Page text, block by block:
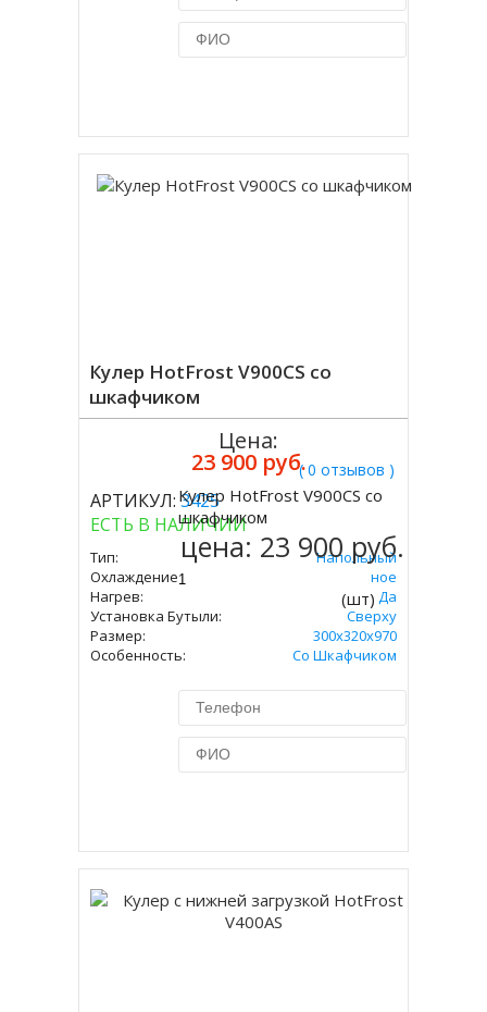
Кулер HotFrost V900CS со
шкафчиком
( 0 отзывов )
АРТИКУЛ:3425
ЕСТЬ В НАЛИЧИИ
Тип:
Напольный
Охлаждение:
Компрессорное
Нагрев:
Да
Установка Бутыли:
Сверху
Размер:
300х320х970
Особенность:
Со Шкафчиком
Цена:
23 900 руб.
Купить
Кулер HotFrost V900CS со
шкафчиком
цена: 23 900 руб.
(шт)